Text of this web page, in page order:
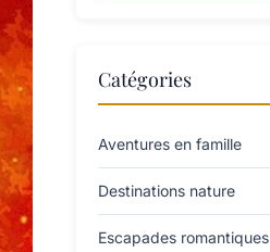
Catégories
Aventures en famille
Destinations nature
Escapades romantiques